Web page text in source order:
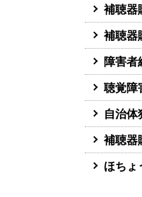
補聴器
補聴器
障害者
聴覚障
自治
補聴器
ほちょ